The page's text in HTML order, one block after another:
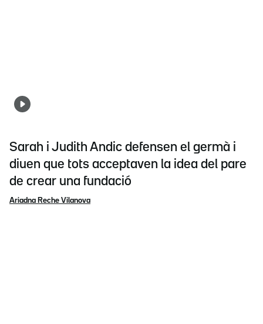
Sarah i Judith Andic defensen el germà i
diuen que tots acceptaven la idea del pare
de crear una fundació
Ariadna Reche Vilanova